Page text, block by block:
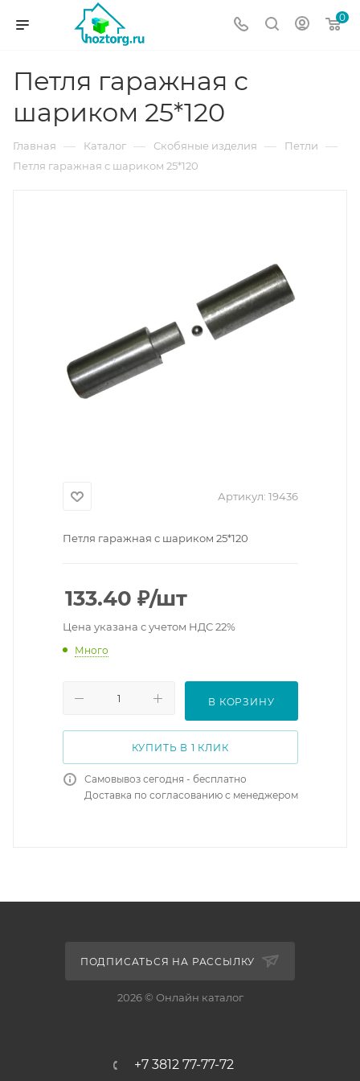
0
Петля гаражная с
шариком 25*120
Главная — Каталог — Скобяные изделия — Петли —
Петля гаражная с шариком 25*120
Артикул: 19436
Петля гаражная с шариком 25*120
133.40 ₽/шт
Цена указана с учетом НДС 22%
Много
В КОРЗИНУ
КУПИТЬ В 1 КЛИК
Самовывоз сегодня - бесплатно
Доставка по согласованию с менеджером
ПОДПИСАТЬСЯ НА РАССЫЛКУ
2026 © Онлайн каталог
+7 3812 77-77-72